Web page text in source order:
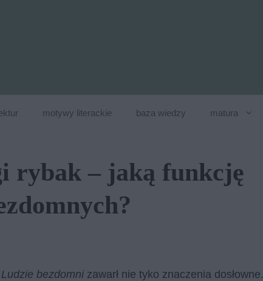
motywy literackie baza wiedzy matura
rybak – jaką funkcję
Ludzie bezdomni zawarł nie tyko znaczenia dosłowne.